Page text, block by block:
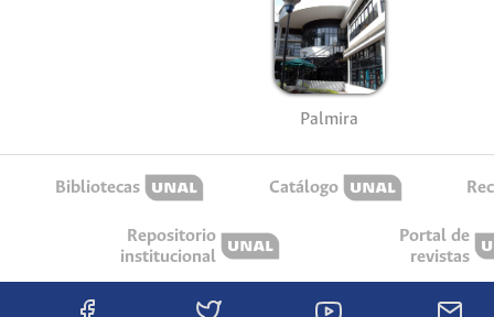
Palmira
Bibliotecas Catálogo
Repositorio
institucional
Portal de
revistas